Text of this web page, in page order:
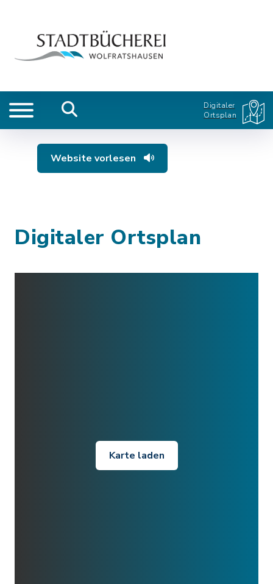
Digitaler
Ortsplan
Website vorlesen
Digitaler Ortsplan
Karte laden